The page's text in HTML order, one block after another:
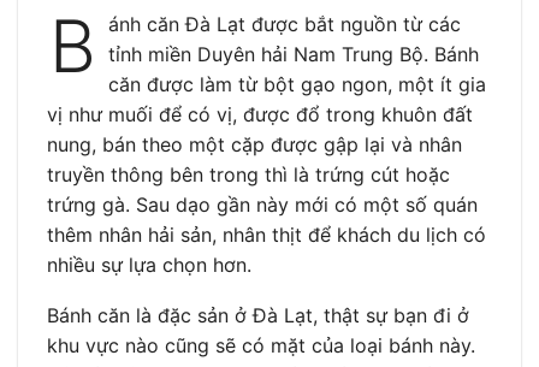
B
ánh căn Đà Lạt được bắt nguồn từ các
tỉnh miền Duyên hải Nam Trung Bộ. Bánh
căn được làm từ bột gạo ngon, một ít gia
vị như muối để có vị, được đổ trong khuôn đất
nung, bán theo một cặp được gập lại và nhân
truyền thông bên trong thì là trứng cút hoặc
trứng gà. Sau dạo gần này mới có một số quán
thêm nhân hải sản, nhân thịt để khách du lịch có
nhiều sự lựa chọn hơn.
Bánh căn là đặc sản ở Đà Lạt, thật sự bạn đi ở
khu vực nào cũng sẽ có mặt của loại bánh này.